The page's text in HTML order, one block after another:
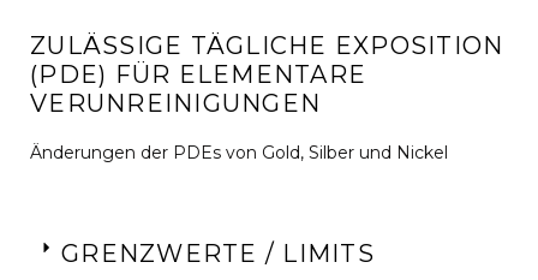
ZULÄSSIGE TÄGLICHE EXPOSITION
(PDE) FÜR ELEMENTARE
VERUNREINIGUNGEN
Änderungen der PDEs von Gold, Silber und Nickel
GRENZWERTE / LIMITS